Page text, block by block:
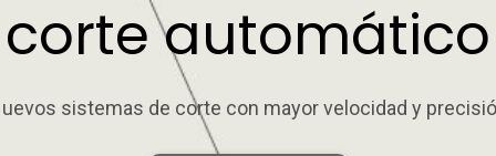
corte automático
sistemas de corte con mayor velocidad y